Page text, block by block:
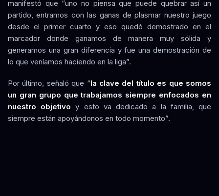
manifestó que “uno no piensa que puede quebrar así un
partido, entramos con las ganas de plasmar nuestro juego
desde el primer cuarto y eso quedó demostrado en el
marcador donde ganamos de manera muy sólida y
generamos una gran diferencia y fue una demostración de
lo que veníamos haciendo en la liga”.
Por último, señaló que “la clave del título es que somos
un gran grupo que trabajamos siempre enfocados en
nuestro objetivo y esto va dedicado a la familia, que
siempre están apoyándonos en todo momento”.